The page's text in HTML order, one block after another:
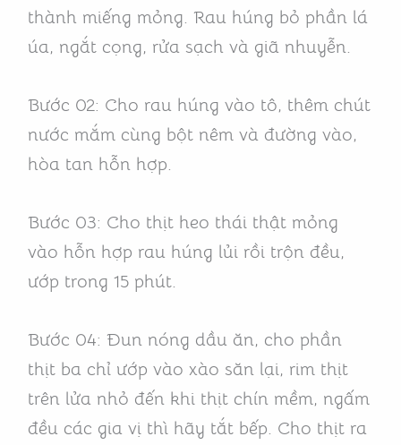
thành miếng mỏng. Rau húng bỏ phần lá
úa, ngắt cọng, rửa sạch và giã nhuyễn.
Bước 02: Cho rau húng vào tô, thêm chút
nước mắm cùng bột nêm và đường vào,
hòa tan hỗn hợp.
Bước 03: Cho thịt heo thái thật mỏng
vào hỗn hợp rau húng lủi rồi trộn đều,
ướp trong 15 phút.
Bước 04: Đun nóng dầu ăn, cho phần
thịt ba chỉ ướp vào xào săn lại, rim thịt
trên lửa nhỏ đến khi thịt chín mềm, ngấm
đều các gia vị thì hãy tắt bếp. Cho thịt ra